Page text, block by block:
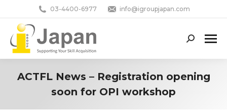
03-4400-6977 info@igroupjapan.com
Search:
ACTFL News – Registration opening
soon for OPI workshop